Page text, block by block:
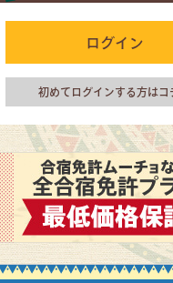
ログイン
初めてログインする方はコ